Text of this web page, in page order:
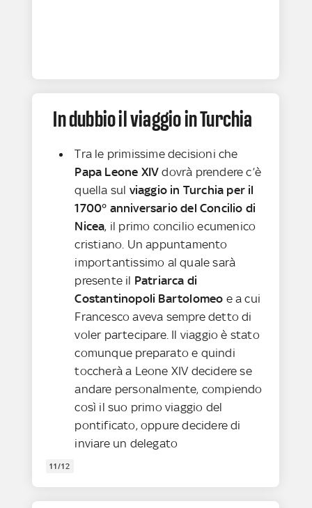
In dubbio il viaggio in Turchia
Tra le primissime decisioni che
Papa Leone XIV dovrà prendere c’è
quella sul viaggio in Turchia per il
1700° anniversario del Concilio di
Nicea, il primo concilio ecumenico
cristiano. Un appuntamento
importantissimo al quale sarà
presente il Patriarca di
Costantinopoli Bartolomeo e a cui
Francesco aveva sempre detto di
voler partecipare. Il viaggio è stato
comunque preparato e quindi
toccherà a Leone XIV decidere se
andare personalmente, compiendo
così il suo primo viaggio del
pontificato, oppure decidere di
inviare un delegato
11/12